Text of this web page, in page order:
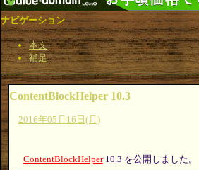
ナビゲーション
本文
補足
ContentBlockHelper 10.3
2016年05月16日(月)
ContentBlockHelper10.3 を公開しました。